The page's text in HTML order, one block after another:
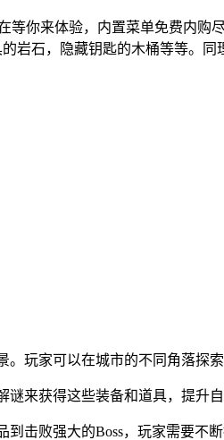
你来体验，内置菜单免费内购
石，隐藏钥匙的木桶等等。
玩家可以在城市的不同角落探
来获得这些装备和道具，提升自
击败强大的Boss，玩家需要不